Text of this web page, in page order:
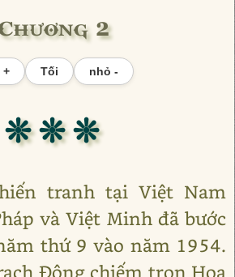
2
+ Tối nhỏ -
❊ ❊ ❊
tranh tại Việt Nam
và Việt Minh đã bước
thứ 9 vào năm 1954.
Đông chiếm trọn Hoa